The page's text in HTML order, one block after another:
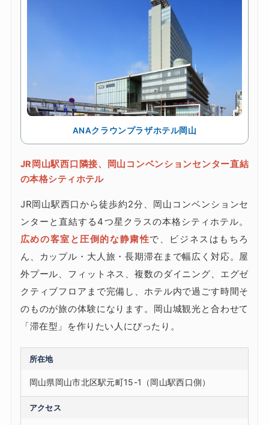
ANAクラウンプラザホテル岡山
JR岡山駅西口隣接、岡山コンベンションセンター直結
の本格シティホテル
JR岡山駅西口から徒歩約2分、岡山コンベンションセ
ンターと直結する4つ星クラスの本格シティホテル。
広めの客室と圧倒的な静粛性で、ビジネスはもちろ
ん、カップル・大人旅・長期滞在まで幅広く対応。屋
外プール、フィットネス、複数のダイニング、エグゼ
クティブフロアまで完備し、ホテル内で過ごす時間そ
のものが旅の体験になります。岡山城観光と合わせて
「滞在型」を作りたい人にぴったり。
所在地
岡山県岡山市北区駅元町15-1（岡山駅西口側）
アクセス